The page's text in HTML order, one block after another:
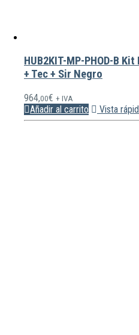
HUB2KIT-MP-PHOD-B Kit
+ Tec + Sir Negro
964,00€ + IVA
Añadir al carrito Vista